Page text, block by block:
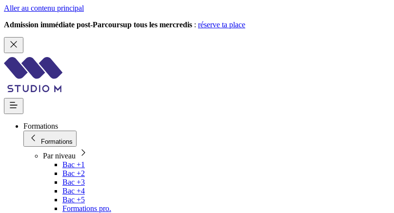
Aller au contenu principal
Admission immédiate post-Parcoursup tous les mercredis : réserve ta place
Formations
Formations
Par niveau
Bac +1
Bac +2
Bac +3
Bac +4
Bac +5
Formations pro.